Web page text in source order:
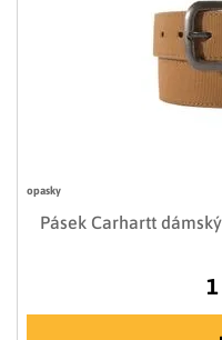
opasky
Pásek Carhartt